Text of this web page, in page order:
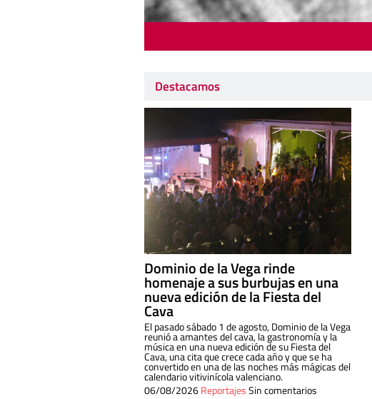
Destacamos
Dominio de la Vega rinde
homenaje a sus burbujas en una
nueva edición de la Fiesta del
Cava
El pasado sábado 1 de agosto, Dominio de la Vega
reunió a amantes del cava, la gastronomía y la
música en una nueva edición de su Fiesta del
Cava, una cita que crece cada año y que se ha
convertido en una de las noches más mágicas del
calendario vitivinícola valenciano.
06/08/2026ReportajesSin comentarios